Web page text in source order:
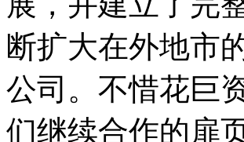
断扩大在外地市
公司。不惜花巨
们继续合作的扉